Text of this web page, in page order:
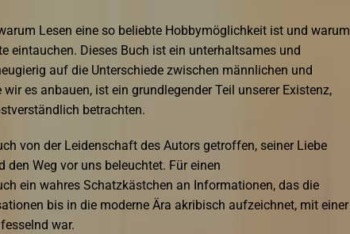
Lesen eine so beliebte Hobbymöglichkeit ist und warum
eintauchen. Dieses Buch ist ein unterhaltsames und
auf die Unterschiede zwischen männlichen und
es anbauen, ist ein grundlegender Teil unserer Existenz,
betrachten.
von der Leidenschaft des Autors getroffen, seiner Liebe
den Weg vor uns beleuchtet. Für einen
ein wahres Schatzkästchen an Informationen, das die
bis in die moderne Ära akribisch aufzeichnet, mit einer
war.